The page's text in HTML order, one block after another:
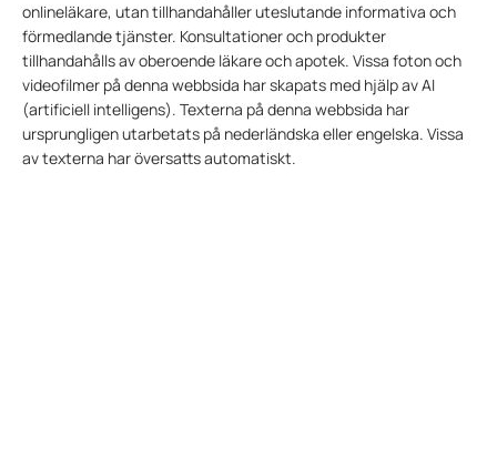
onlineläkare, utan tillhandahåller uteslutande informativa och
förmedlande tjänster. Konsultationer och produkter
tillhandahålls av oberoende läkare och apotek. Vissa foton och
videofilmer på denna webbsida har skapats med hjälp av AI
(artificiell intelligens). Texterna på denna webbsida har
ursprungligen utarbetats på nederländska eller engelska. Vissa
av texterna har översatts automatiskt.